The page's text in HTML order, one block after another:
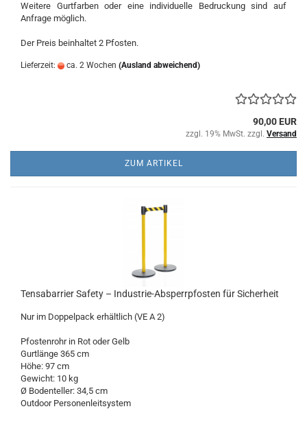
Weitere Gurtfarben oder eine individuelle Bedruckung sind auf
Anfrage möglich.
Der Preis beinhaltet 2 Pfosten.
Lieferzeit: ca. 2 Wochen (Ausland abweichend)
90,00 EUR
zzgl. 19% MwSt. zzgl. Versand
ZUM ARTIKEL
Tensabarrier Safety – Industrie-Absperrpfosten für Sicherheit
Nur im Doppelpack erhältlich (VE A 2)
Pfostenrohr in Rot oder Gelb
Gurtlänge 365 cm
Höhe: 97 cm
Gewicht: 10 kg
Ø Bodenteller: 34,5 cm
​Outdoor Personenleitsystem